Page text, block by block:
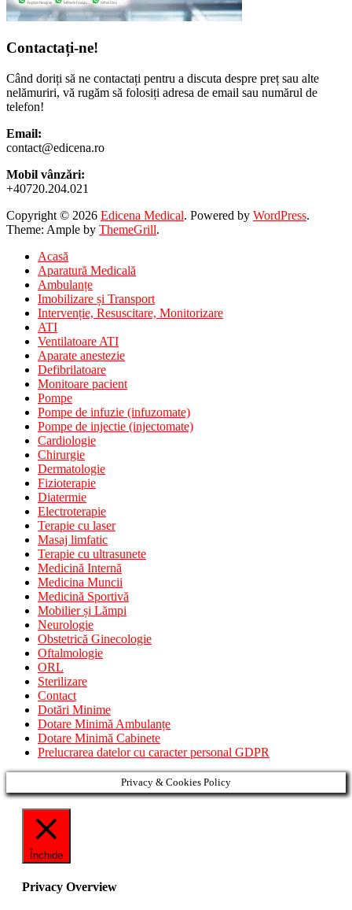
Contactați-ne!
Când doriți să ne contactați pentru a discuta despre preț sau alte
nelămuriri, vă rugăm să folosiți adresa de email sau numărul de
telefon!
Email:
contact@edicena.ro
Mobil vânzări:
+40720.204.021
Copyright © 2026 Edicena Medical. Powered by WordPress.
Theme: Ample by ThemeGrill.
Acasă
Aparatură Medicală
Ambulanțe
Imobilizare și Transport
Intervenție, Resuscitare, Monitorizare
ATI
Ventilatoare ATI
Aparate anestezie
Defibrilatoare
Monitoare pacient
Pompe
Pompe de infuzie (infuzomate)
Pompe de injectie (injectomate)
Cardiologie
Chirurgie
Dermatologie
Fizioterapie
Diatermie
Electroterapie
Terapie cu laser
Masaj limfatic
Terapie cu ultrasunete
Medicină Internă
Medicina Muncii
Medicină Sportivă
Mobilier și Lămpi
Neurologie
Obstetrică Ginecologie
Oftalmologie
ORL
Sterilizare
Contact
Dotări Minime
Dotare Minimă Ambulanțe
Dotare Minimă Cabinete
Prelucrarea datelor cu caracter personal GDPR
Privacy & Cookies Policy
Închide
Privacy Overview